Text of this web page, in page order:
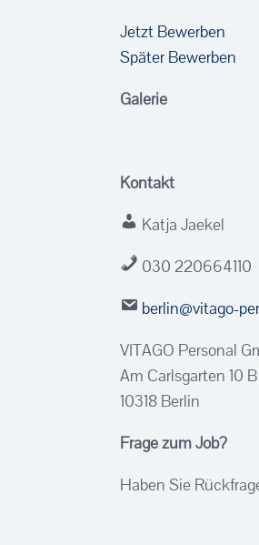
Jetzt Bewerben
Später Bewerben
Galerie
Kontakt
Katja Jaekel
030 220664110
berlin@vitago-
VITAGO Personal
Am Carlsgarten 10 B
10318 Berlin
Frage zum Job?
Haben Sie